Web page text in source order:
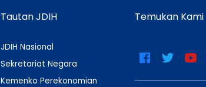
Tautan JDIH
JDIH Nasional
Sekretariat Negara
Kemenko Perekonomian
Temukan Kami